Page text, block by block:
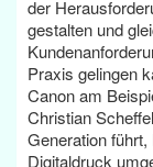
der
gestalten und
Praxis gelingen
Canon am
Christian
Generation
Digitaldruck